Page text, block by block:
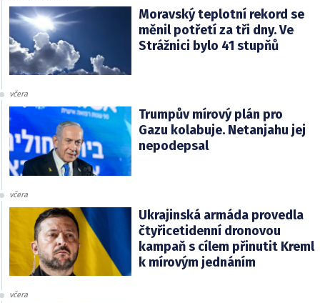
Moravský teplotní rekord se
měnil potřetí za tři dny. Ve
Strážnici bylo 41 stupňů
včera
Trumpův mírový plán pro
Gazu kolabuje. Netanjahu jej
nepodepsal
včera
Ukrajinská armáda provedla
čtyřicetidenní dronovou
kampaň s cílem přinutit Kreml
k mírovým jednáním
včera